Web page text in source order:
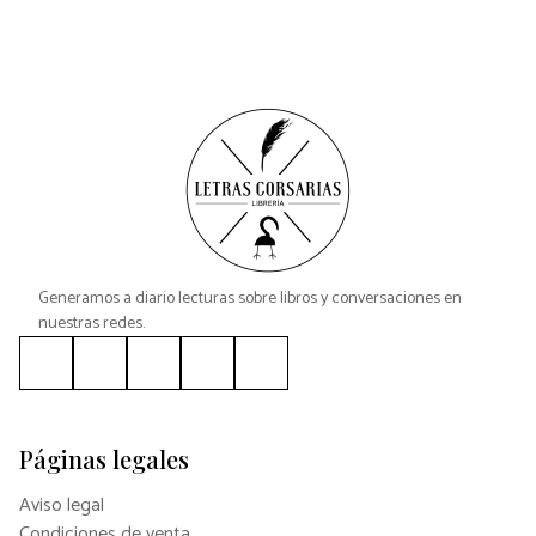
Generamos a diario lecturas sobre libros y conversaciones en
nuestras redes.
Páginas legales
Aviso legal